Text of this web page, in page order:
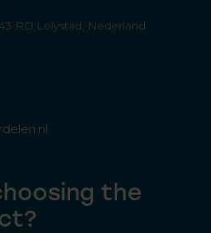
RD Lelystad, Nederland
the